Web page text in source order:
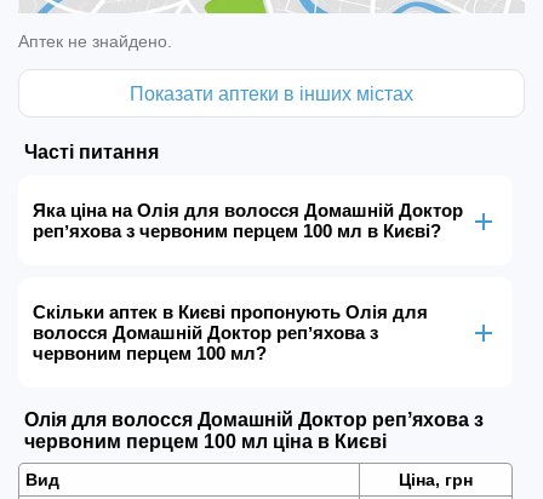
Аптек не знайдено.
Показати аптеки в інших містах
Часті питання
Яка ціна на Олія для волосся Домашній Доктор
репʼяхова з червоним перцем 100 мл в Києві?
Скільки аптек в Києві пропонують Олія для
волосся Домашній Доктор репʼяхова з
червоним перцем 100 мл?
Олія для волосся Домашній Доктор репʼяхова з
червоним перцем 100 мл ціна в Києві
Вид Ціна, грн